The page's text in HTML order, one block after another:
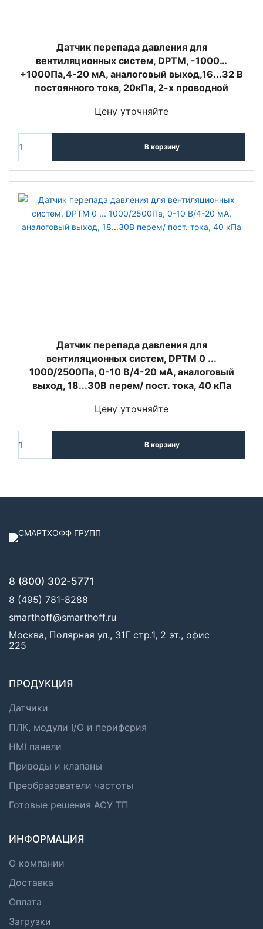
Датчик перепада давления для
вентиляционных систем, DPTM, -1000…
+1000Па,4-20 мА, аналоговый выход,16...32 В
постоянного тока, 20кПа, 2-х проводной
Цену уточняйте
В корзину
Датчик перепада давления для
вентиляционных систем, DPTM 0 ...
1000/2500Па, 0-10 В/4-20 мА, аналоговый
выход, 18...30В перем/ пост. тока, 40 кПа
Цену уточняйте
В корзину
8 (800) 302-5771
8 (495) 781-8288
smarthoff@smarthoff.ru
Москва, Полярная ул., 31Г стр.1, 2 эт., офис
225
ПРОДУКЦИЯ
Датчики
ПЛК, модули I/O и периферия
HMI панели
Приводы и клапаны
Преобразователи частоты
Готовые решения АСУ ТП
ИНФОРМАЦИЯ
О компании
Доставка
Оплата
Загрузки